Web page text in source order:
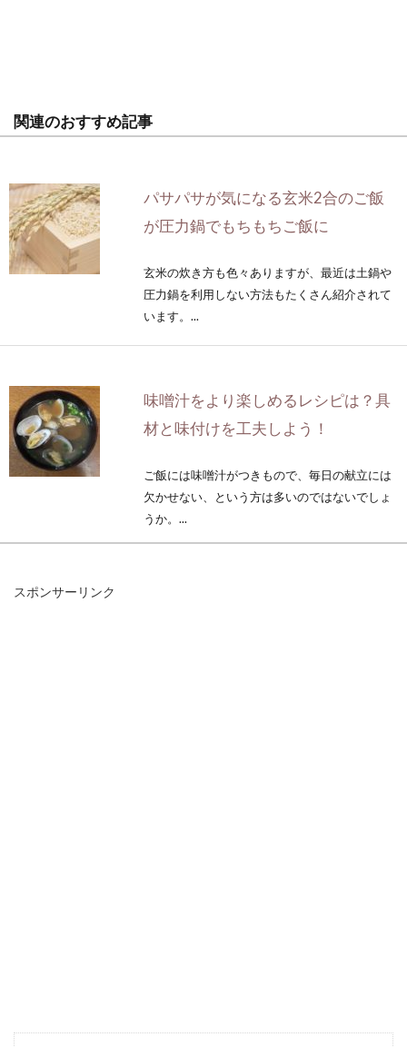
関連のおすすめ記事
パサパサが気になる玄米2合のご飯
が圧力鍋でもちもちご飯に
玄米の炊き方も色々ありますが、最近は土鍋や
圧力鍋を利用しない方法もたくさん紹介されて
います。...
味噌汁をより楽しめるレシピは？具
材と味付けを工夫しよう！
ご飯には味噌汁がつきもので、毎日の献立には
欠かせない、という方は多いのではないでしょ
うか。...
米糠肥料の作り方について
スポンサーリンク